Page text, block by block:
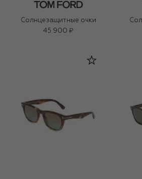
Солнцезащитные очки
45 900 ₽